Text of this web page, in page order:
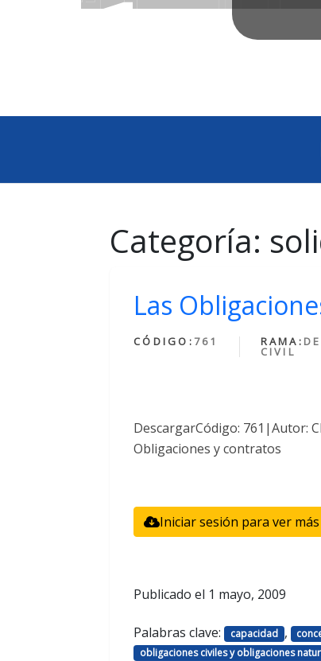
Categoría:
Las
CÓDIGO: 761 RAMA:
CIVIL
DescargarCódigo: 761|Autor:
Obligaciones y contratos
Iniciar sesión para ver más
Publicado el 1 mayo, 2009
Palabras clave: capacidad ,
obligaciones civiles y obligaciones